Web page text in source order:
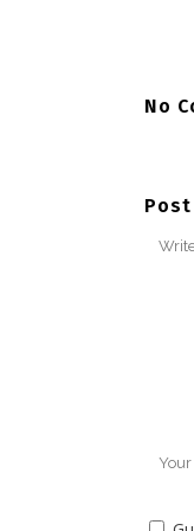
No
Post